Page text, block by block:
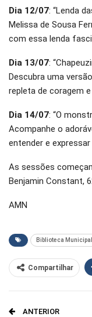
Dia 12/07: “Lenda
Melissa de Sousa
com essa lenda
Dia 13/07:
Descubra uma
repleta de coragem
Dia 14/07: “O
Acompanhe o
entender e
As sessões
Benjamin Constant,
AMN
Biblioteca Municipal
Compartilhar
O email
ANTERIOR